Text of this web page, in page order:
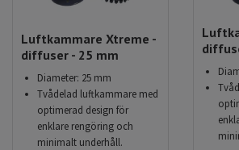
Luftkammare Xtreme -
diffuser - 25 mm
Diameter: 25 mm
Tvådelad luftkammare med
optimerad design för
enklare rengöring och
minimalt underhåll.